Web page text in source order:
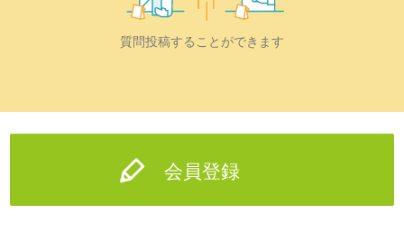
質問投稿することができます
会員登録